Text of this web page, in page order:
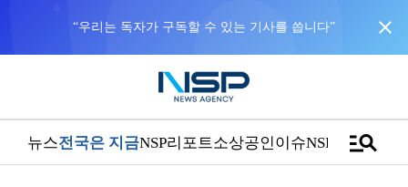
“우리는 독자가 구독할 수 있는 기사를 씁니다” close
뉴스전국은 지금NSP리포트소상공인이슈NSPTVmanage_search